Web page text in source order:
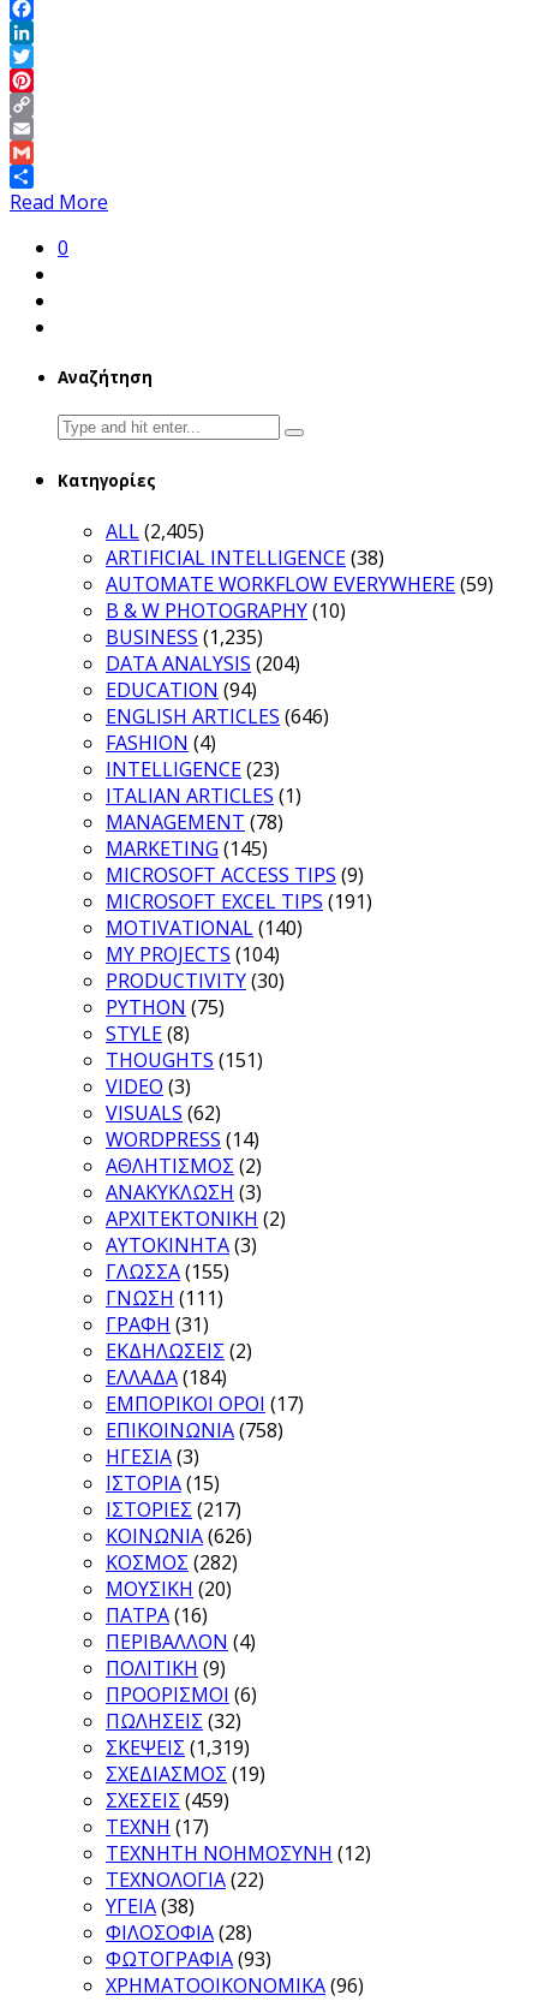
Facebook
LinkedIn
Twitter
Pinterest
Copy
Link
Email
Gmail
Share
Read More
0
Αναζήτηση
Search
for:
Κατηγορίες
ALL(2,405)
ARTIFICIAL INTELLIGENCE(38)
AUTOMATE WORKFLOW EVERYWHERE(59)
B & W PHOTOGRAPHY(10)
BUSINESS (1,235)
DATA ANALYSIS (204)
EDUCATION (94)
ENGLISH ARTICLES (646)
FASHION (4)
INTELLIGENCE(23)
ITALIAN ARTICLES (1)
MANAGEMENT (78)
MARKETING (145)
MICROSOFT ACCESS TIPS (9)
MICROSOFT EXCEL TIPS (191)
MOTIVATIONAL(140)
MY PROJECTS (104)
PRODUCTIVITY(30)
PYTHON (75)
STYLE(8)
THOUGHTS (151)
VIDEO (3)
VISUALS (62)
WORDPRESS (14)
ΑΘΛΗΤΙΣΜΟΣ (2)
ΑΝΑΚΥΚΛΩΣΗ (3)
ΑΡΧΙΤΕΚΤΟΝΙΚΗ (2)
ΑΥΤΟΚΙΝΗΤΑ(3)
ΓΛΩΣΣΑ(155)
ΓΝΩΣΗ (111)
ΓΡΑΦΗ (31)
ΕΚΔΗΛΩΣΕΙΣ (2)
ΕΛΛΑΔΑ(184)
ΕΜΠΟΡΙΚΟΙ ΟΡΟΙ (17)
ΕΠΙΚΟΙΝΩΝΙΑ(758)
ΗΓΕΣΙΑ(3)
ΙΣΤΟΡΙΑ(15)
ΙΣΤΟΡΙΕΣ (217)
ΚΟΙΝΩΝΙΑ(626)
ΚΟΣΜΟΣ (282)
ΜΟΥΣΙΚΗ (20)
ΠΑΤΡΑ(16)
ΠΕΡΙΒΑΛΛΟΝ (4)
ΠΟΛΙΤΙΚΗ (9)
ΠΡΟΟΡΙΣΜΟΙ (6)
ΠΩΛΗΣΕΙΣ (32)
ΣΚΕΨΕΙΣ (1,319)
ΣΧΕΔΙΑΣΜΟΣ (19)
ΣΧΕΣΕΙΣ (459)
ΤΕΧΝΗ (17)
ΤΕΧΝΗΤΗ ΝΟΗΜΟΣΥΝΗ (12)
ΤΕΧΝΟΛΟΓΙΑ(22)
ΥΓΕΙΑ(38)
ΦΙΛΟΣΟΦΙΑ(28)
ΦΩΤΟΓΡΑΦΙΑ(93)
ΧΡΗΜΑΤΟΟΙΚΟΝΟΜΙΚΑ(96)